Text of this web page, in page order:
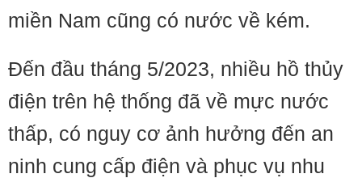
miền Nam cũng có nước về kém.
Đến đầu tháng 5/2023, nhiều hồ thủy
điện trên hệ thống đã về mực nước
thấp, có nguy cơ ảnh hưởng đến an
ninh cung cấp điện và phục vụ nhu